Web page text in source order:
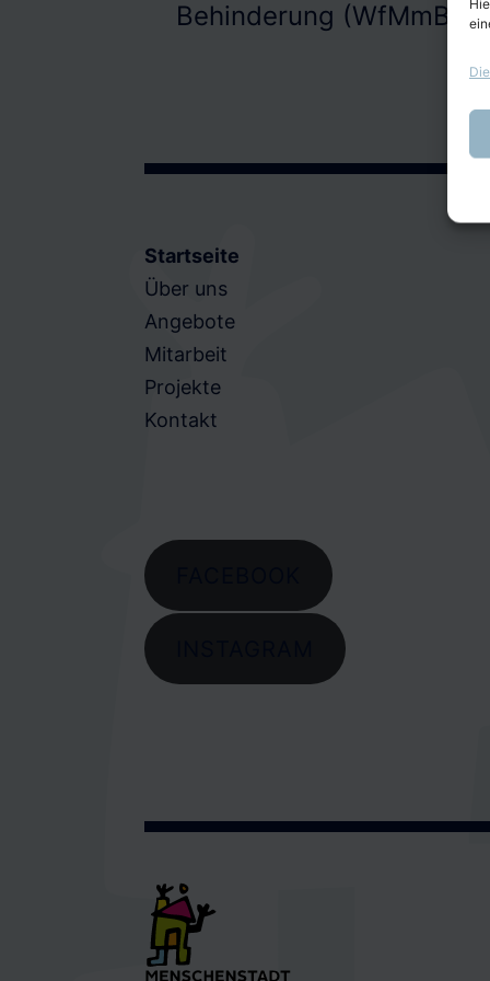
Behinderung (WfMmB)
Startseite
Über uns
Angebote
Mitarbeit
Projekte
Kontakt